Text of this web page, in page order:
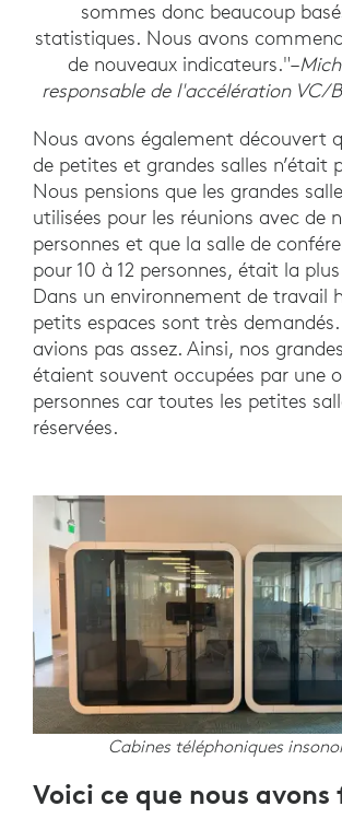
sommes donc beaucoup
statistiques. Nous avons
de nouveaux indicateurs."–
responsable de l'accélération VC/
Nous avons également découvert
de petites et grandes salles n’était
Nous pensions que les grandes
utilisées pour les réunions avec de
personnes et que la salle de
pour 10 à 12 personnes, était la
Dans un environnement de travail
petits espaces sont très
avions pas assez. Ainsi, nos
étaient souvent occupées par une
personnes car toutes les petites
réservées.
Cabines téléphoniques
Voici ce que nous